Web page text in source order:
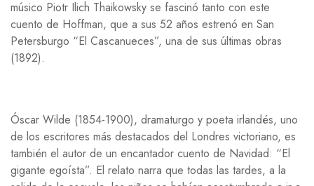
músico Piotr Ilich Thaikowsky se fascinó tanto con este
cuento de Hoffman, que a sus 52 años estrenó en San
Petersburgo “El Cascanueces”, una de sus últimas obras
(1892).
Óscar Wilde (1854-1900), dramaturgo y poeta irlandés, uno
de los escritores más destacados del Londres victoriano, es
también el autor de un encantador cuento de Navidad: “El
gigante egoísta”. El relato narra que todas las tardes, a la